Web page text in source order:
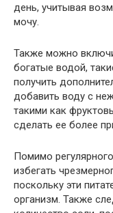
день, учитывая
мочу.
Также можно
богатые водой,
получить
добавить воду с
такими как
сделать ее более
Помимо
избегать
поскольку эти
организм. Также